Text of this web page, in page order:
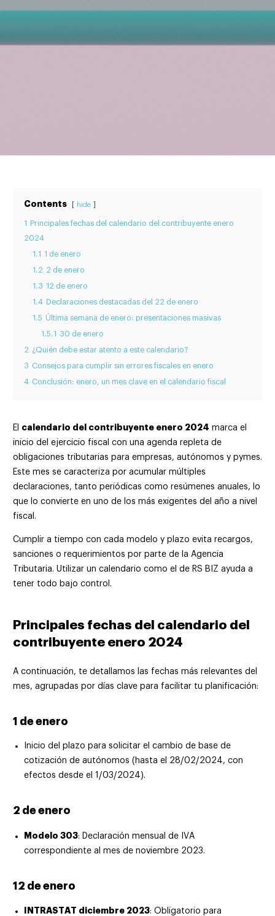
Contents hide
1
Principales fechas del calendario del contribuyente enero
2024
1.1 1 de enero
1.2 2 de enero
1.3 12 de enero
1.4 Declaraciones destacadas del 22 de enero
1.5 Última semana de enero: presentaciones masivas
1.5.1 30 de enero
2 ¿Quién debe estar atento a este calendario?
3 Consejos para cumplir sin errores fiscales en enero
4 Conclusión: enero, un mes clave en el calendario fiscal
El calendario del contribuyente enero 2024 marca el
inicio del ejercicio fiscal con una agenda repleta de
obligaciones tributarias para empresas, autónomos y pymes.
Este mes se caracteriza por acumular múltiples
declaraciones, tanto periódicas como resúmenes anuales, lo
que lo convierte en uno de los más exigentes del año a nivel
fiscal.
Cumplir a tiempo con cada modelo y plazo evita recargos,
sanciones o requerimientos por parte de la Agencia
Tributaria. Utilizar un calendario como el de RS BIZ ayuda a
tener todo bajo control.
Principales fechas del calendario del
contribuyente enero 2024
A continuación, te detallamos las fechas más relevantes del
mes, agrupadas por días clave para facilitar tu planificación:
1 de enero
Inicio del plazo para solicitar el cambio de base de
cotización de autónomos (hasta el 28/02/2024, con
efectos desde el 1/03/2024).
2 de enero
Modelo 303: Declaración mensual de IVA
correspondiente al mes de noviembre 2023.
12 de enero
INTRASTAT diciembre 2023: Obligatorio para